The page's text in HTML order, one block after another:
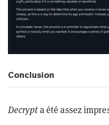
Conclusion
Decrypta été assez